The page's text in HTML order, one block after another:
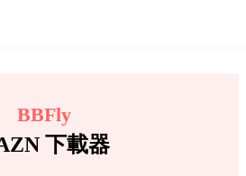
BBFly
下載器